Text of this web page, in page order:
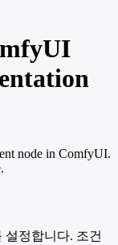
node in ComfyUI.
설정합니다. 조건